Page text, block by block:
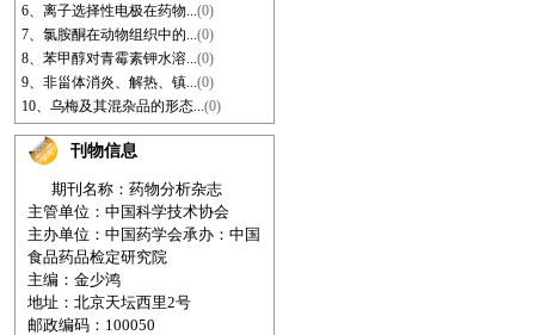
6、离子选择性电极在药物...(0)
7、氯胺酮在动物组织中的...(0)
8、苯甲醇对青霉素钾水溶...(0)
9、非甾体消炎、解热、镇...(0)
10、乌梅及其混杂品的形态...(0)
刊物信息
期刊名称：药物分析杂志
主管单位：中国科学技术协会
主办单位：中国药学会承办：中国
食品药品检定研究院
主编：金少鸿
地址：北京天坛西里2号
邮政编码：100050